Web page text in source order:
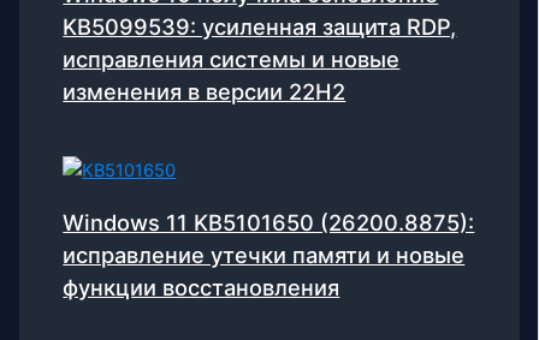
KB5099539: усиленная защита RDP,
исправления системы и новые
изменения в версии 22H2
Windows 11 KB5101650 (26200.8875):
исправление утечки памяти и новые
функции восстановления